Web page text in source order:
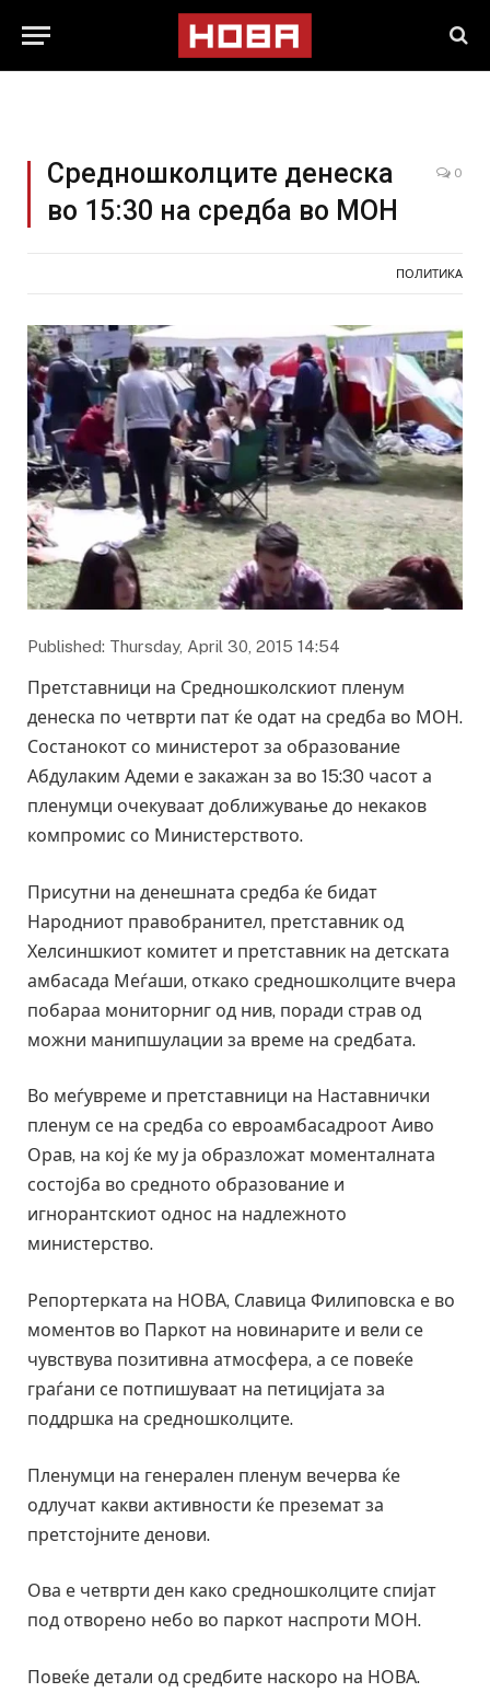
Средношколците денеска
во 15:30 на средба во МОН
0
ПОЛИТИКА
Published: Thursday, April 30, 2015 14:54
Претставници на Средношколскиот пленум
денеска по четврти пат ќе одат на средба во МОН.
Состанокот со министерот за образование
Абдулаким Адеми е закажан за во 15:30 часот а
пленумци очекуваат доближување до некаков
компромис со Министерството.
Присутни на денешната средба ќе бидат
Народниот правобранител, претставник од
Хелсиншкиот комитет и претставник на детската
амбасада Меѓаши, откако средношколците вчера
побараа мониторниг од нив, поради страв од
можни манипшулации за време на средбата.
Во меѓувреме и претставници на Наставнички
пленум се на средба со евроамбасадроот Аиво
Орав, на кој ќе му ја образложат моменталната
состојба во средното образование и
игнорантскиот однос на надлежното
министерство.
Репортерката на НОВА, Славица Филиповска е во
моментов во Паркот на новинарите и вели се
чувствува позитивна атмосфера, а се повеќе
граѓани се потпишуваат на петицијата за
поддршка на средношколците.
Пленумци на генерален пленум вечерва ќе
одлучат какви активности ќе преземат за
претстoјните денови.
Ова е четврти ден како средношколците спијат
под отворено небо во паркот наспроти МОН.
Повеќе детали од средбите наскоро на НОВА.